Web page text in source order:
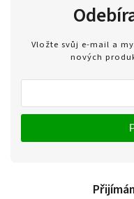
Vložte svůj e-mail a
nových